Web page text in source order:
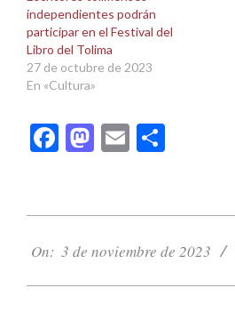
independientes podrán
participar en el Festival del
Libro del Tolima
27 de octubre de 2023
En «Cultura»
Facebook
Mastodon
Email
11-
On: 3 de noviembre de 2023